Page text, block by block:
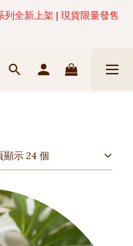
後1-5個工作天內(不含例
列全新上架 | 現貨限量發售
後1-5個工作天內(不含例
顯示 24 個